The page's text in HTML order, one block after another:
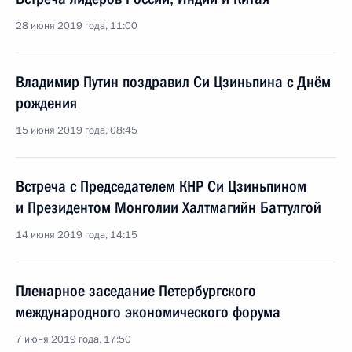
28 июня 2019 года, 11:00
Владимир Путин поздравил Си Цзиньпина с Днём
рождения
15 июня 2019 года, 08:45
Встреча с Председателем КНР Си Цзиньпином
и Президентом Монголии Халтмагийн Баттулгой
14 июня 2019 года, 14:15
Пленарное заседание Петербургского
международного экономического форума
7 июня 2019 года, 17:50